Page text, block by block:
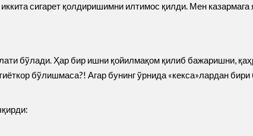
сигарет қолдиришимни илтимос қилди. Мен
бўлади. Ҳар бир ишни қойилмақом қилиб бажаришни,
бўлишмаса?! Агар бунинг ўрнида «кекса»лардан